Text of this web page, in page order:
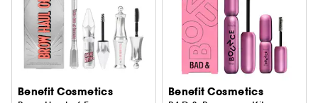
Benefit Cosmetics Benefit Cosmetics